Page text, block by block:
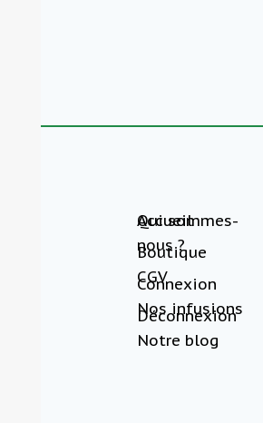
Accueil
Boutique
Connexion
Déconnexion
Qui sommes-
nous ?
CGV
Nos infusions
Notre blog